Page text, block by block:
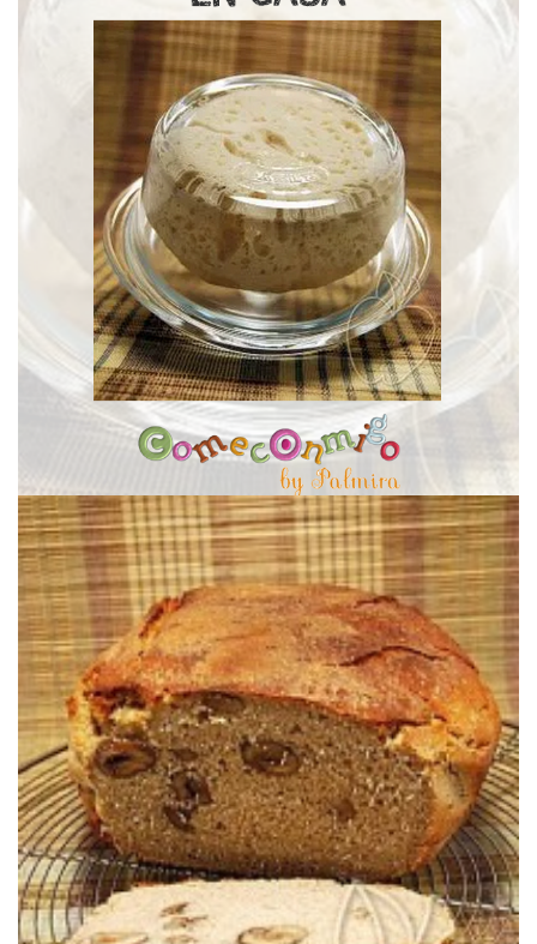
PRIMER PASO EN EL INCREÍBLE
MUNDO DE LA MASA MADRE: ¿CÓMO
CREAR UNA MASA MADRE EN CASA?
Hoy empezamos una serie sobre un tema muy importante para
nosotros… Hace un mes el Señor B. cumplió dos añitos. ¿El…
PAN DE TRES CASTAÑAS (CON MASA
MADRE)
Un pan con castañas bajo tres formas: harina, miel y castaña cocida.
Un placer divino para el paladar, especialmente delicioso untado con
un poco de mantequilla y de miel.